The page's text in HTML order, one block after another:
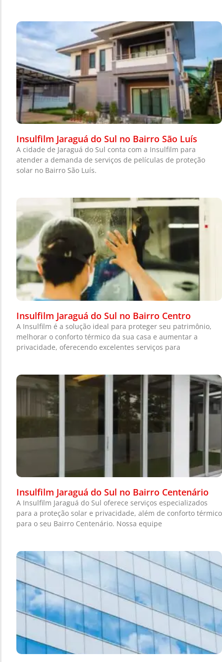
Insulfilm Jaraguá do Sul no Bairro São Luís
A cidade de Jaraguá do Sul conta com a Insulfilm para
atender a demanda de serviços de películas de proteção
solar no Bairro São Luís.
Insulfilm Jaraguá do Sul no Bairro Centro
A Insulfilm é a solução ideal para proteger seu patrimônio,
melhorar o conforto térmico da sua casa e aumentar a
privacidade, oferecendo excelentes serviços para
Insulfilm Jaraguá do Sul no Bairro Centenário
A Insulfilm Jaraguá do Sul oferece serviços especializados
para a proteção solar e privacidade, além de conforto térmico
para o seu Bairro Centenário. Nossa equipe